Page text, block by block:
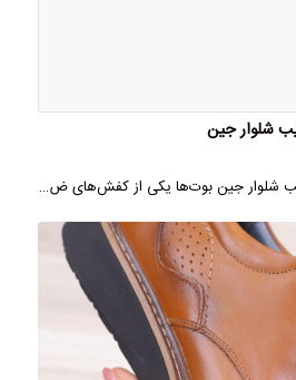
شلوار جین
شلوار جین بوت‌ها یکی از کفش‌های ض…